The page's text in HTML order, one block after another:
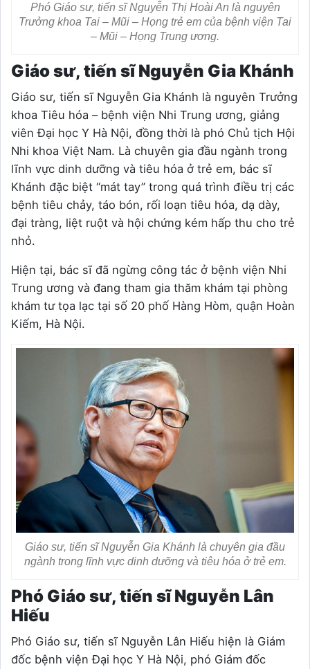
Phó Giáo sư, tiến sĩ Nguyễn Thị Hoài An là nguyên
Trưởng khoa Tai – Mũi – Họng trẻ em của bệnh viện Tai
– Mũi – Họng Trung ương.
Giáo sư, tiến sĩ Nguyễn Gia Khánh
Giáo sư, tiến sĩ Nguyễn Gia Khánh là nguyên Trưởng
khoa Tiêu hóa – bệnh viện Nhi Trung ương, giảng
viên Đại học Y Hà Nội, đồng thời là phó Chủ tịch Hội
Nhi khoa Việt Nam. Là chuyên gia đầu ngành trong
lĩnh vực dinh dưỡng và tiêu hóa ở trẻ em, bác sĩ
Khánh đặc biệt “mát tay” trong quá trình điều trị các
bệnh tiêu chảy, táo bón, rối loạn tiêu hóa, dạ dày,
đại tràng, liệt ruột và hội chứng kém hấp thu cho trẻ
nhỏ.
Hiện tại, bác sĩ đã ngừng công tác ở bệnh viện Nhi
Trung ương và đang tham gia thăm khám tại phòng
khám tư tọa lạc tại số 20 phố Hàng Hòm, quận Hoàn
Kiếm, Hà Nội.
Giáo sư, tiến sĩ Nguyễn Gia Khánh là chuyên gia đầu
ngành trong lĩnh vực dinh dưỡng và tiêu hóa ở trẻ em.
Phó Giáo sư, tiến sĩ Nguyễn Lân
Hiếu
Phó Giáo sư, tiến sĩ Nguyễn Lân Hiếu hiện là Giám
đốc bệnh viện Đại học Y Hà Nội, phó Giám đốc